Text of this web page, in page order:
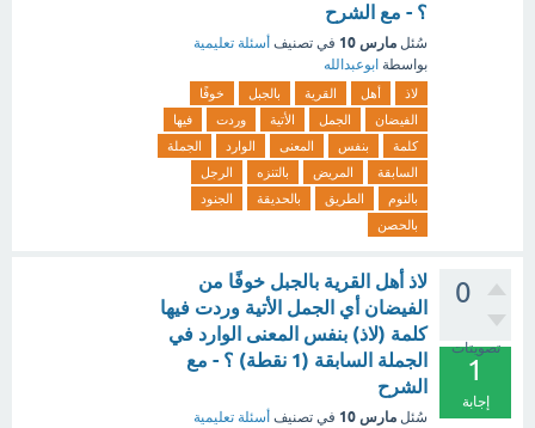
؟ - مع الشرح
سُئل مارس 10 في تصنيف أسئلة تعليمية
بواسطة ابوعبدالله
لاذ أهل القرية بالجبل
خوفًا
الفيضان
الجمل الأتية وردت
فيها
كلمة
بنفس المعنى الوارد
الجملة
السابقة
المريض بالتنزه
الرجل
بالنوم
الطريق بالحديقة
الجنود
بالحصن
0
تصويتات
1
إجابة
لاذ أهل القرية بالجبل خوفًا من
الفيضان أي الجمل الأتية وردت فيها
كلمة (لاذ) بنفس المعنى الوارد في
الجملة السابقة (1 نقطة) ؟ - مع
الشرح
سُئل مارس 10 في تصنيف أسئلة تعليمية